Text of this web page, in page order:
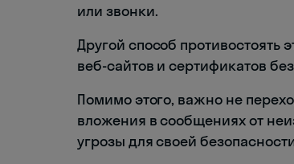
или звонки.
Другой способ противостоять
веб-сайтов и сертификатов
Помимо этого, важно не
вложения в сообщениях от
угрозы для своей